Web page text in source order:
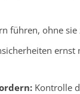
führen, ohne
ernst
Kontrolle